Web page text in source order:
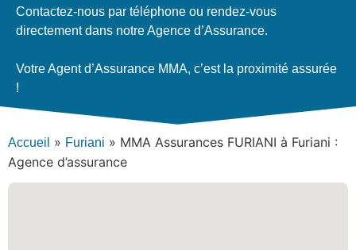
Contactez-nous par téléphone ou rendez-vous
directement dans notre Agence d’Assurance.
Votre Agent d’Assurance MMA, c’est la proximité assurée
!
Accueil » Furiani » MMA Assurances FURIANI à Furiani :
Agence d’assurance